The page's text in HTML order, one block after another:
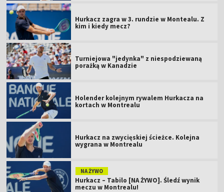
Hurkacz zagra w 3. rundzie w Montealu. Z
kim i kiedy mecz?
Turniejowa "jedynka" z niespodziewaną
porażką w Kanadzie
Holender kolejnym rywalem Hurkacza na
kortach w Montrealu
Hurkacz na zwycięskiej ścieżce. Kolejna
wygrana w Montrealu
NA ŻYWO
Hurkacz – Tabilo [NA ŻYWO]. Śledź wynik
meczu w Montrealu!